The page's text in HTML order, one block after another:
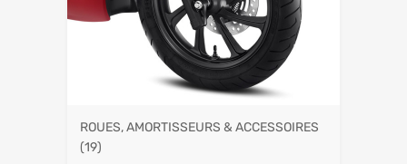
ROUES, AMORTISSEURS & ACCESSOIRES
(19)